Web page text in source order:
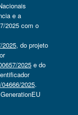
e a
2025 com o
2025, do projeto
2025e do
2025.